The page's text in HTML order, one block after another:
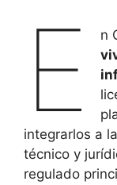
E n
integrarlos a
técnico y
regulado